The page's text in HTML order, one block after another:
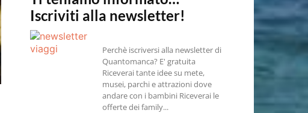
Iscriviti alla newsletter!
Perchè iscriversi alla newsletter di
Quantomanca? E' gratuita
Riceverai tante idee su mete,
musei, parchi e attrazioni dove
andare con i bambini Riceverai le
offerte dei family...